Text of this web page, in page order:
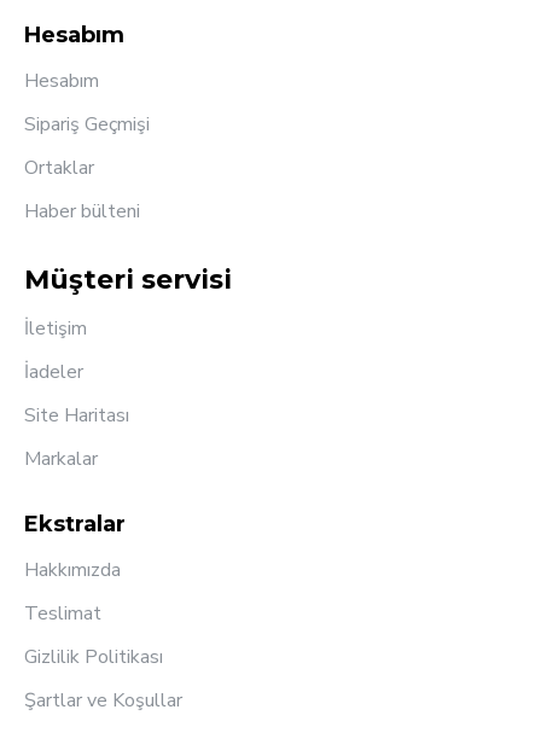
Hesabım
Hesabım
Sipariş Geçmişi
Ortaklar
Haber bülteni
Müşteri servisi
İletişim
İadeler
Site Haritası
Markalar
Ekstralar
Hakkımızda
Teslimat
Gizlilik Politikası
Şartlar ve Koşullar